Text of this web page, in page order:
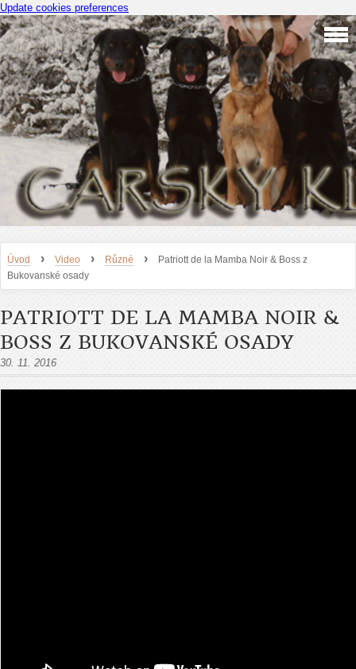
Update cookies preferences
Úvod › Video › Různé ›
Patriott de la Mamba Noir & Boss z
Bukovanské osady
PATRIOTT DE LA MAMBA NOIR &
BOSS Z BUKOVANSKÉ OSADY
30. 11. 2016